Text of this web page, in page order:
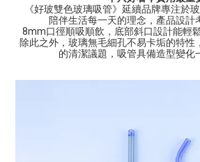
《好玻雙色玻璃吸管》延續品牌專注於
陪伴生活每一天的理念，產品設計
8mm口徑順吸順飲，底部斜口設計能輕
除此之外，玻璃無毛細孔不易卡垢的特性
的清潔議題，吸管具備造型變化